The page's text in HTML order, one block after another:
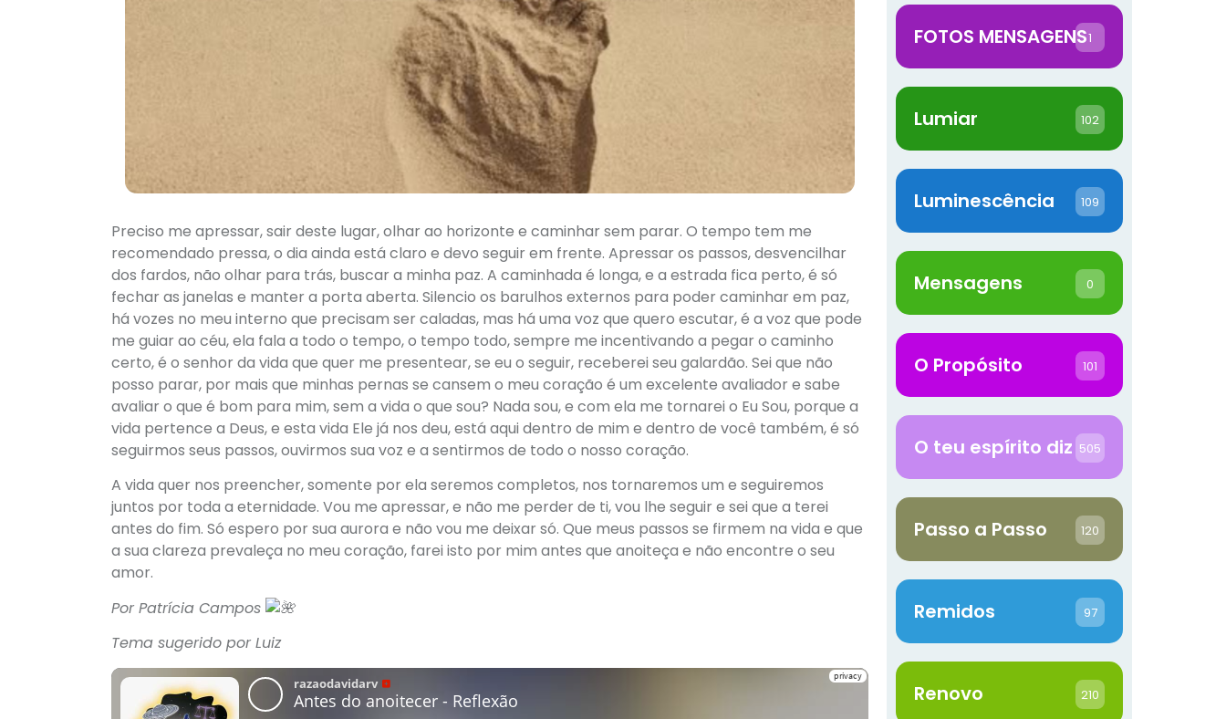
Preciso me apressar, sair deste lugar, olhar ao horizonte e caminhar sem parar. O tempo tem me
recomendado pressa, o dia ainda está claro e devo seguir em frente. Apressar os passos, desvencilhar
dos fardos, não olhar para trás, buscar a minha paz. A caminhada é longa, e a estrada fica perto, é só
fechar as janelas e manter a porta aberta. Silencio os barulhos externos para poder caminhar em paz,
há vozes no meu interno que precisam ser caladas, mas há uma voz que quero escutar, é a voz que pode
me guiar ao céu, ela fala a todo o tempo, o tempo todo, sempre me incentivando a pegar o caminho
certo, é o senhor da vida que quer me presentear, se eu o seguir, receberei seu galardão. Sei que não
posso parar, por mais que minhas pernas se cansem o meu coração é um excelente avaliador e sabe
avaliar o que é bom para mim, sem a vida o que sou? Nada sou, e com ela me tornarei o Eu Sou, porque a
vida pertence a Deus, e esta vida Ele já nos deu, está aqui dentro de mim e dentro de você também, é só
seguirmos seus passos, ouvirmos sua voz e a sentirmos de todo o nosso coração.
A vida quer nos preencher, somente por ela seremos completos, nos tornaremos um e seguiremos
juntos por toda a eternidade. Vou me apressar, e não me perder de ti, vou lhe seguir e sei que a terei
antes do fim. Só espero por sua aurora e não vou me deixar só. Que meus passos se firmem na vida e que
a sua clareza prevaleça no meu coração, farei isto por mim antes que anoiteça e não encontre o seu
amor.
Por Patrícia Campos
Tema sugerido por Luiz
FOTOS MENSAGENS1
Lumiar 102
Luminescência 109
Mensagens 0
O Propósito 101
O teu espírito diz 505
Passo a Passo 120
Remidos 97
Renovo 210